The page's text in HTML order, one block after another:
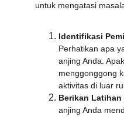
untuk mengatasi
Identifikasi
Perhatikan apa
anjing Anda.
menggonggong
aktivitas di luar
Berikan
anjing Anda